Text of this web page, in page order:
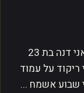
היי אני דנה בת 23
על עמוד
שבוע אשמח ...